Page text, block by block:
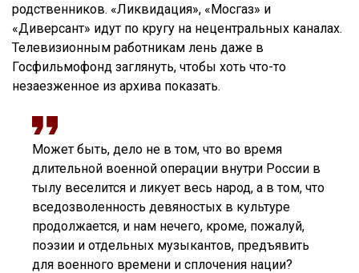
родственников. «Ликвидация», «Мосгаз» и
«Диверсант» идут по кругу на нецентральных каналах.
Телевизионным работникам лень даже в
Госфильмофонд заглянуть, чтобы хоть что-то
незаезженное из архива показать.
Может быть, дело не в том, что во время
длительной военной операции внутри России в
тылу веселится и ликует весь народ, а в том, что
вседозволенность девяностых в культуре
продолжается, и нам нечего, кроме, пожалуй,
поэзии и отдельных музыкантов, предъявить
для военного времени и сплочения нации?